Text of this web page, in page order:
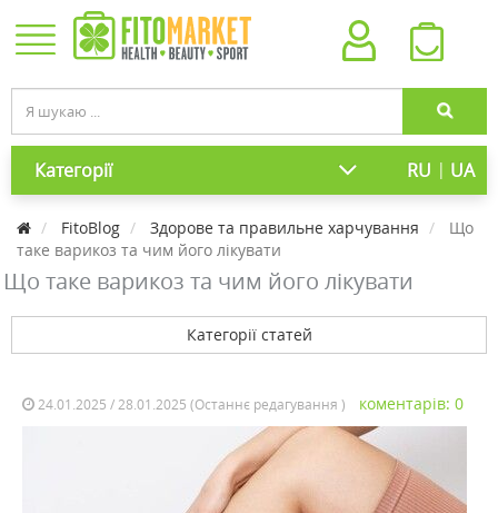
Категорії RU | UA
FitoBlog Здорове та правильне харчування
Що
таке варикоз та чим його лікувати
Що таке варикоз та чим його лікувати
Категорії статей
24.01.2025 / 28.01.2025 (Останнє редагування ) коментарів: 0